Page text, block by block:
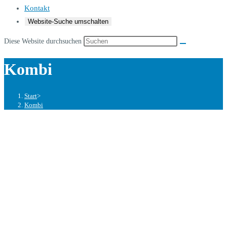
Kontakt
Website-Suche umschalten
Diese Website durchsuchen
Kombi
Start>
Kombi